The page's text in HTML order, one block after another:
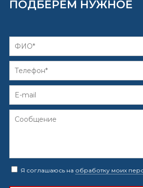
ПОДБЕРЁМ НУЖНОЕ
Я соглашаюсь на обработку моих